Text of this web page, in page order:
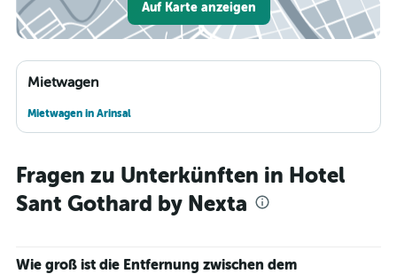
Auf Karte anzeigen
Mietwagen
Mietwagen in Arinsal
Fragen zu Unterkünften in Hotel
Sant Gothard by Nexta
Wie groß ist die Entfernung zwischen dem